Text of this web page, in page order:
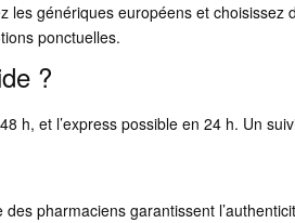
les génériques européens et
ponctuelles.
?
h, et l’express possible en 24 h. Un
pharmaciens garantissent